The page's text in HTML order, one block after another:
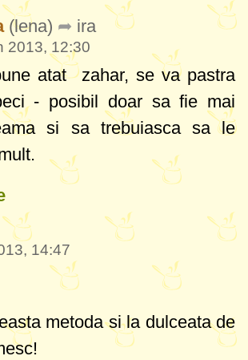
(lena) ira
2013, 12:30
atat zahar, se va pastra
- posibil doar sa fie mai
si sa trebuiasca sa le
14:47
metoda si la dulceata de